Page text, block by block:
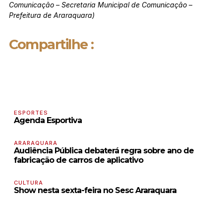
Comunicação – Secretaria Municipal de Comunicação –
Prefeitura de Araraquara)
Compartilhe :
ESPORTES
Agenda Esportiva
ARARAQUARA
Audiência Pública debaterá regra sobre ano de
fabricação de carros de aplicativo
CULTURA
Show nesta sexta-feira no Sesc Araraquara